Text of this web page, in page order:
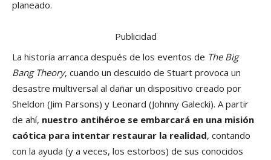
planeado.
Publicidad
La historia arranca después de los eventos de The Big
Bang Theory, cuando un descuido de Stuart provoca un
desastre multiversal al dañar un dispositivo creado por
Sheldon (Jim Parsons) y Leonard (Johnny Galecki). A partir
de ahí, nuestro antihéroe se embarcará en una misión
caótica para intentar restaurar la realidad, contando
con la ayuda (y a veces, los estorbos) de sus conocidos